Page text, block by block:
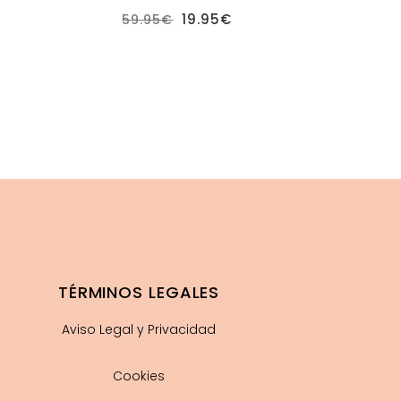
59.95€ El
precio
19.95€
TÉRMINOS LEGALES
Aviso Legal y Privacidad
Cookies